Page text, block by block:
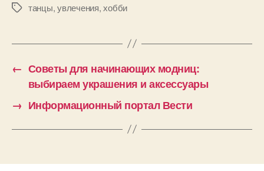
Позначки
танцы,увлечения,хобби
← Советы для начинающих модниц:
выбираем украшения и аксессуары
→ Информационный портал Вести